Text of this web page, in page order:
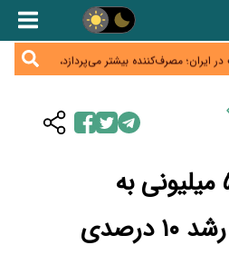
ارز باقی‌مانده نباشند؛ خرید دینار در
جنگ کریدورها وارد فاز جدید شد؛ سرمایه‌گذاری ۳۴۵
ایران؛ مصرف‌کننده بیشتر می‌پردازد،
در حمایت از تولید
تأمین ۸۰ همت معوقات بازنشستگان؛ بانک رفاه
پرداخت وام ۵۰ میلیونی به
بازنشستگان و رشد ۱۰ درصدی